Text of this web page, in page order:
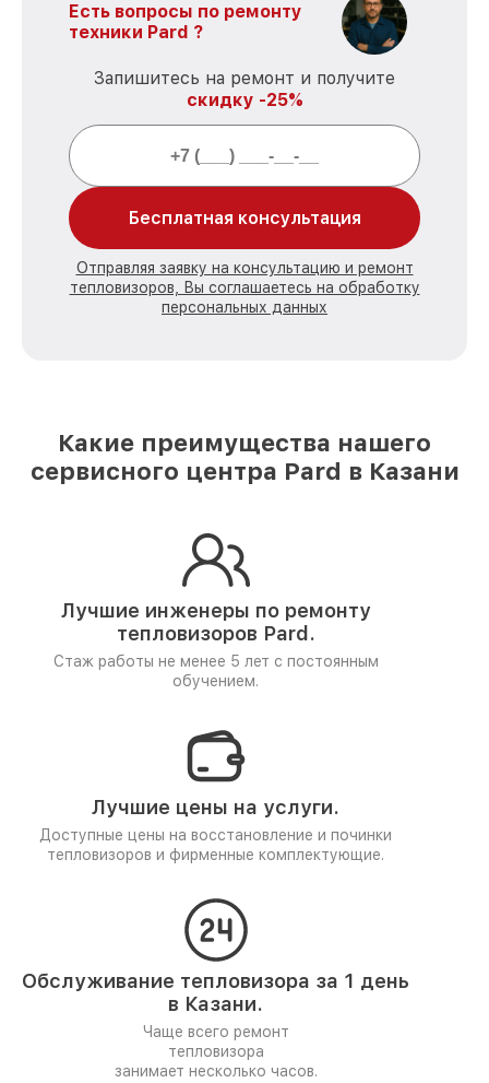
Есть вопросы по ремонту
техники Pard ?
Запишитесь на ремонт и получите
скидку -25%
Бесплатная консультация
Отправляя заявку на консультацию и ремонт
тепловизоров, Вы соглашаетесь на обработку
персональных данных
Какие преимущества нашего
сервисного центра Pard в Казани
Лучшие инженеры по ремонту
тепловизоров Pard.
Стаж работы не менее 5 лет с постоянным
обучением.
Лучшие цены на услуги.
Доступные цены на восстановление и починки
тепловизоров и фирменные комплектующие.
Обслуживание тепловизора за 1 день
в Казани.
Чаще всего ремонт
тепловизора
занимает несколько часов.